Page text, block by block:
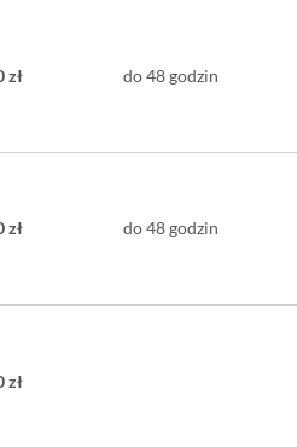
zł do 48 godzin
zł do 48 godzin
zł